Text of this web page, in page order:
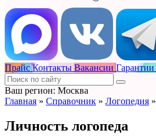
Прайс Контакты Вакансии Гарантии
Ваш регион: Москва
Главная » Справочник » Логопедия »
Личность логопеда